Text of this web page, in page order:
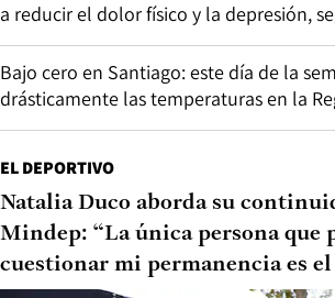
a reducir el dolor físico y la depresión,
Bajo cero en Santiago: este día de la
drásticamente las temperaturas en la
EL DEPORTIVO
Natalia Duco aborda su
Mindep: “La única persona que
cuestionar mi permanencia es